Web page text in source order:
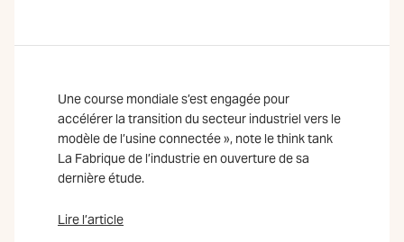
Une course mondiale s’est engagée pour
accélérer la transition du secteur industriel vers le
modèle de l’usine connectée », note le think tank
La Fabrique de l’industrie en ouverture de sa
dernière étude.
Lire l’article